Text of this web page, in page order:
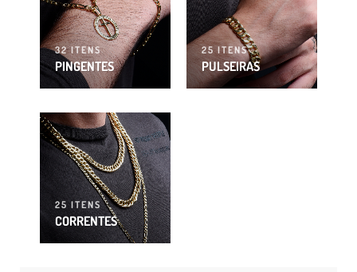
32 ITENS
PINGENTES
25 ITENS
PULSEIRAS
25 ITENS
CORRENTES